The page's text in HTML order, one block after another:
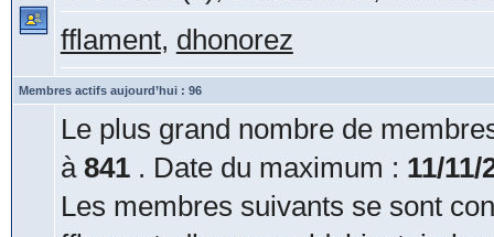
fflament, dhonorez
Membres actifs aujourd’hui : 96
Le plus grand nombre de
à 841. Date du maximum : 11/11/
Les membres suivants se sont